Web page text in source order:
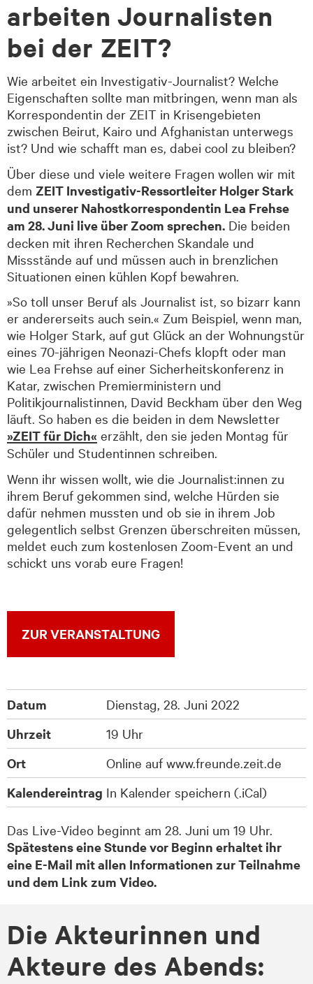
arbeiten Journalisten
bei der ZEIT?
Wie arbeitet ein Investigativ-Journalist? Welche
Eigenschaften sollte man mitbringen, wenn man als
Korrespondentin der ZEIT in Krisengebieten
zwischen Beirut, Kairo und Afghanistan unterwegs
ist? Und wie schafft man es, dabei cool zu bleiben?
Über diese und viele weitere Fragen wollen wir mit
dem ZEIT Investigativ-Ressortleiter Holger Stark
und unserer Nahostkorrespondentin Lea Frehse
am 28. Juni live über Zoom sprechen. Die beiden
decken mit ihren Recherchen Skandale und
Missstände auf und müssen auch in brenzlichen
Situationen einen kühlen Kopf bewahren.
»So toll unser Beruf als Journalist ist, so bizarr kann
er andererseits auch sein.« Zum Beispiel, wenn man,
wie Holger Stark, auf gut Glück an der Wohnungstür
eines 70-jährigen Neonazi-Chefs klopft oder man
wie Lea Frehse auf einer Sicherheitskonferenz in
Katar, zwischen Premierministern und
Politikjournalistinnen, David Beckham über den Weg
läuft. So haben es die beiden in dem Newsletter
»ZEIT für Dich« erzählt, den sie jeden Montag für
Schüler und Studentinnen schreiben.
Wenn ihr wissen wollt, wie die Journalist:innen zu
ihrem Beruf gekommen sind, welche Hürden sie
dafür nehmen mussten und ob sie in ihrem Job
gelegentlich selbst Grenzen überschreiten müssen,
meldet euch zum kostenlosen Zoom-Event an und
schickt uns vorab eure Fragen!
ZUR VERANSTALTUNG
Datum Dienstag, 28. Juni 2022
Uhrzeit 19 Uhr
Ort Online auf www.freunde.zeit.de
Kalendereintrag In Kalender speichern (.iCal)
Das Live-Video beginnt am 28. Juni um 19 Uhr.
Spätestens eine Stunde vor Beginn erhaltet ihr
eine E-Mail mit allen Informationen zur Teilnahme
und dem Link zum Video.
Die Ak­teu­rin­nen und
Ak­teu­re des Abends: